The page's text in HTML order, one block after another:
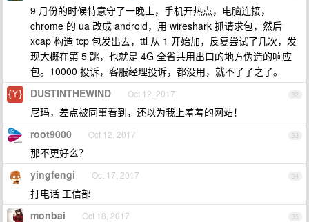
9 月份的时候特意守了一晚上，手机开热点，电脑连接，
chrome 的 ua 改成 android，用 wireshark 抓请求包，然后
xcap 构造 tcp 包发出去，ttl 从 1 开始加，反复尝试了几次，发
现大概在第 5 跳，也就是 4G 全省共用出口的地方伪造的响应
包。10000 投诉，客服经理投诉，都没用，就不了了之了。
32
DUSTINTHEWIND Oct 12, 2017
尼玛，差点被同事看到，还以为我上羞羞的网站！
33
root9000 Oct 12, 2017
那不更好么？
34
yingfengi Oct 17, 2017
打电话 工信部
35
monbai Oct 18, 2017